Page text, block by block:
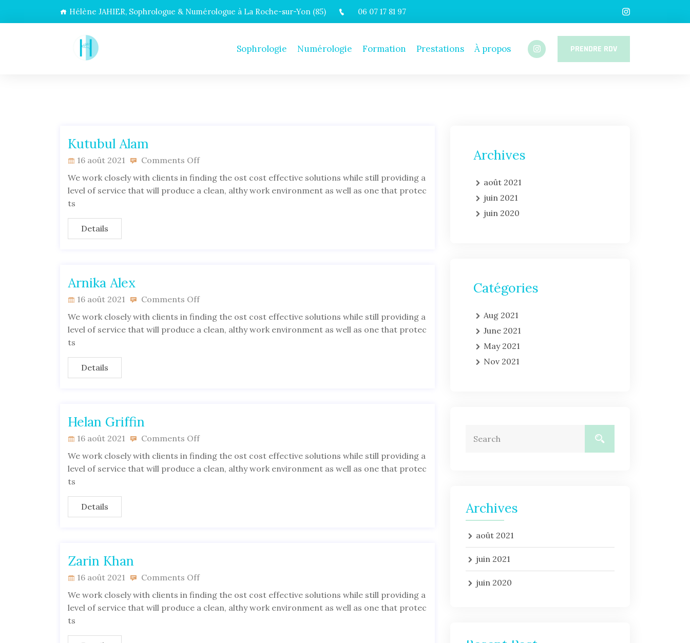
Hélène JAHIER, Sophrologue & Numérologue à La Roche-sur-Yon (85) 06 07 17 81 97
Sophrologie Numérologie Formation Prestations À propos PRENDRE RDV
Kutubul Alam
16 août 2021
Comments Off
We work closely with clients in finding the ost cost effective solutions while still providing a
level of service that will produce a clean, althy work environment as well as one that protec
ts
Details
Arnika Alex
16 août 2021
Comments Off
We work closely with clients in finding the ost cost effective solutions while still providing a
level of service that will produce a clean, althy work environment as well as one that protec
ts
Details
Helan Griffin
16 août 2021
Comments Off
We work closely with clients in finding the ost cost effective solutions while still providing a
level of service that will produce a clean, althy work environment as well as one that protec
ts
Details
Zarin Khan
16 août 2021
Comments Off
We work closely with clients in finding the ost cost effective solutions while still providing a
level of service that will produce a clean, althy work environment as well as one that protec
ts
Archives
août 2021
juin 2021
juin 2020
Catégories
Aug 2021
June 2021
May 2021
Nov 2021
Archives
août 2021
juin 2021
juin 2020